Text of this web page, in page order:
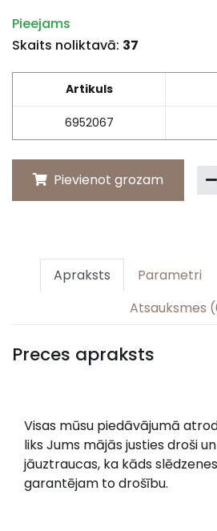
Pieejams
Skaits noliktavā: 37
Artikuls
6952067
Pievienot grozam
Apraksts Parametri
Atsauksmes
Preces apraksts
Visas mūsu piedāvājumā
liks Jums mājās justies droši
jāuztraucas, ka kāds
garantējam to drošību.